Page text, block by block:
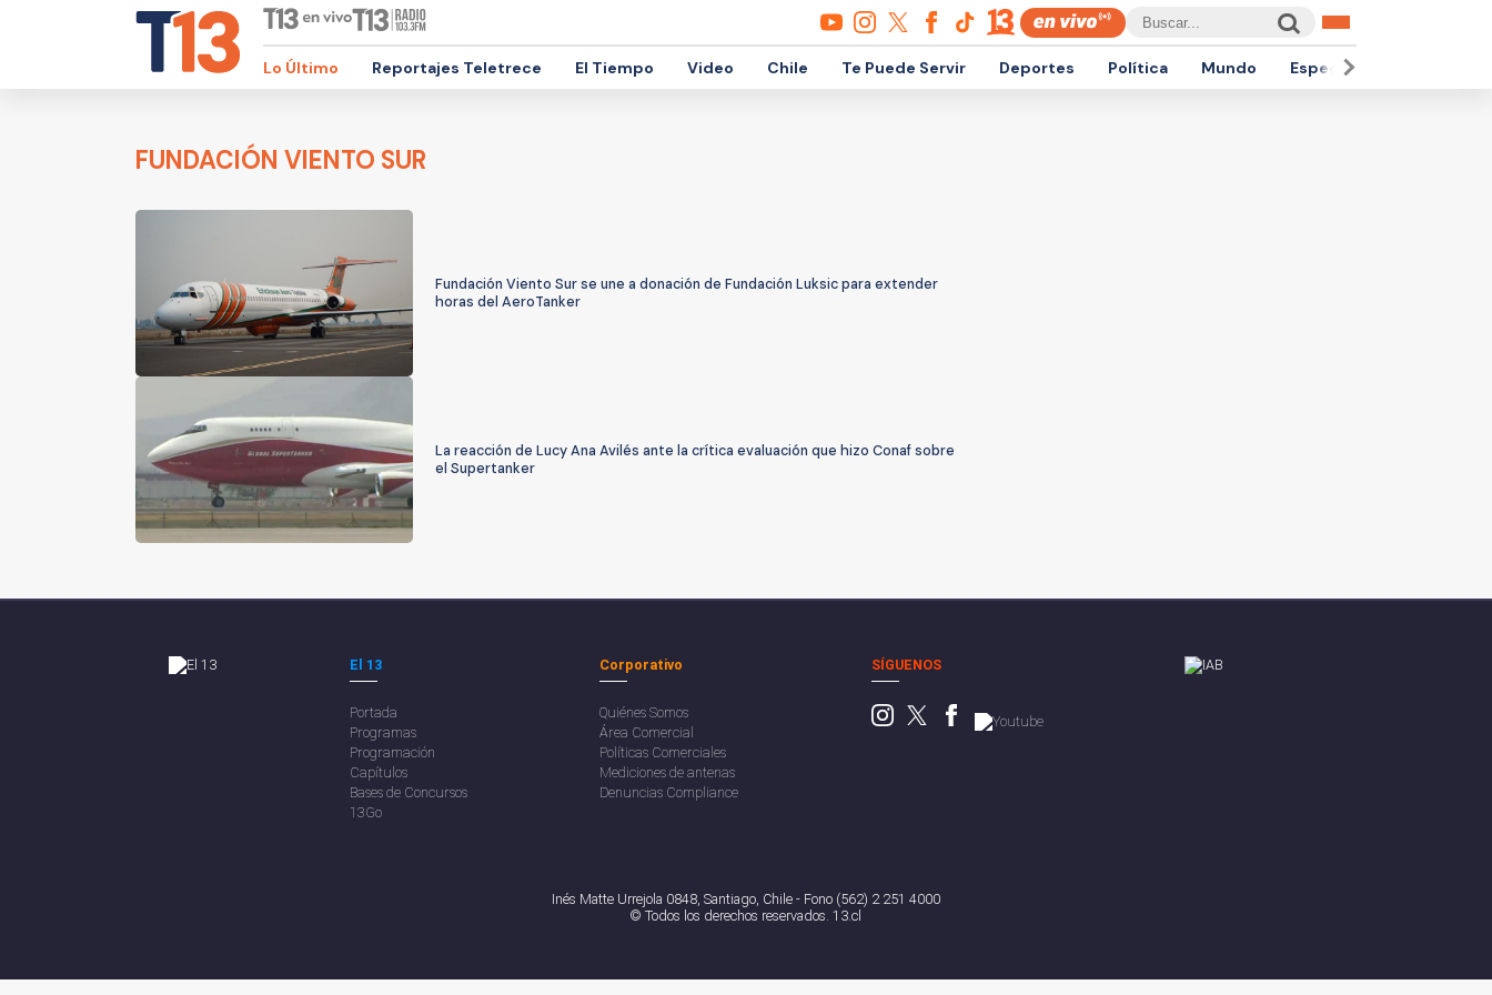
Lo Último Reportajes Teletrece El Tiempo Video Chile Te Puede Servir Deportes Política Mundo Espectáculos
FUNDACIÓN VIENTO SUR
Fundación Viento Sur se une a donación de Fundación Luksic para extender
horas del AeroTanker
La reacción de Lucy Ana Avilés ante la crítica evaluación que hizo Conaf sobre
el Supertanker
El 13
Portada
Programas
Programación
Capítulos
Bases de Concursos
13Go
Corporativo
Quiénes Somos
Área Comercial
Políticas Comerciales
Mediciones de antenas
Denuncias Compliance
SÍGUENOS
Inés Matte Urrejola 0848, Santiago, Chile - Fono (562) 2 251 4000
© Todos los derechos reservados. 13.cl